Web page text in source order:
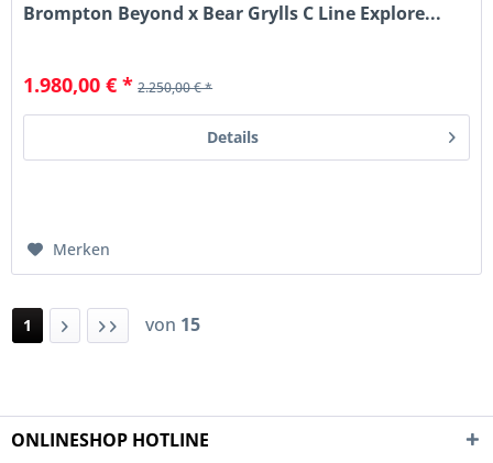
Brompton Beyond x Bear Grylls C Line Explore...
1.980,00 € * 2.250,00 € *
Details
Merken
1 von 15
ONLINESHOP HOTLINE